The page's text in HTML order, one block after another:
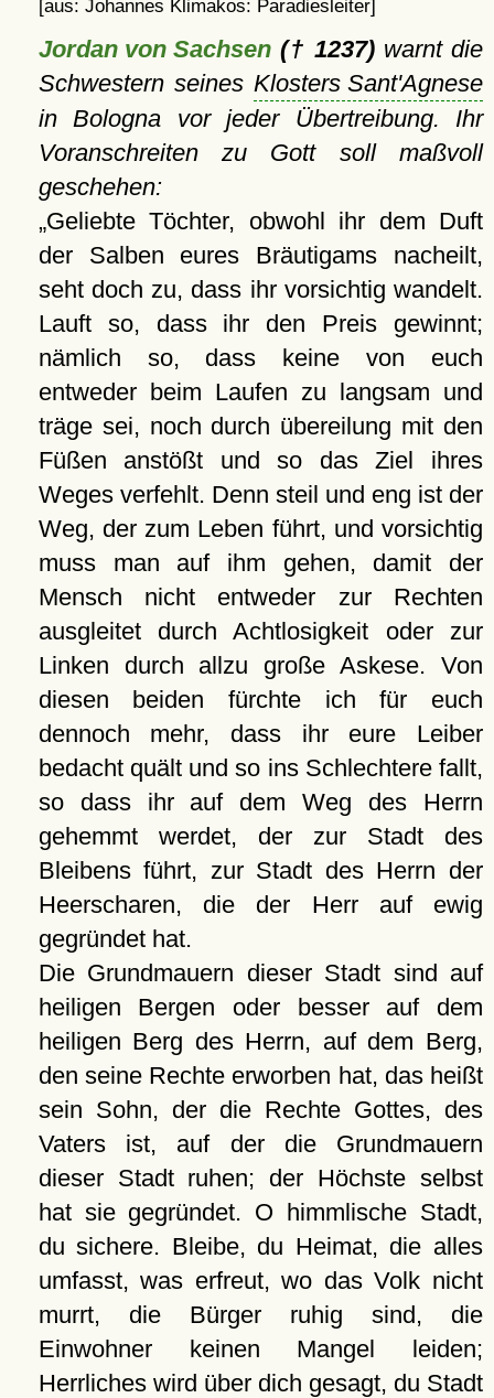
[aus: Johannes Klimakos: Paradiesleiter]
Jordan von Sachsen(† 1237)warnt die
Schwestern seines Klosters Sant'Agnese
in Bologna vor jeder Übertreibung. Ihr
Voranschreiten zu Gott soll maßvoll
geschehen:
Geliebte Töchter, obwohl ihr dem Duft
der Salben eures Bräutigams nacheilt,
seht doch zu, dass ihr vorsichtig wandelt.
Lauft so, dass ihr den Preis gewinnt;
nämlich so, dass keine von euch
entweder beim Laufen zu langsam und
träge sei, noch durch übereilung mit den
Füßen anstößt und so das Ziel ihres
Weges verfehlt. Denn steil und eng ist der
Weg, der zum Leben führt, und vorsichtig
muss man auf ihm gehen, damit der
Mensch nicht entweder zur Rechten
ausgleitet durch Achtlosigkeit oder zur
Linken durch allzu große Askese. Von
diesen beiden fürchte ich für euch
dennoch mehr, dass ihr eure Leiber
bedacht quält und so ins Schlechtere fallt,
so dass ihr auf dem Weg des Herrn
gehemmt werdet, der zur Stadt des
Bleibens führt, zur Stadt des Herrn der
Heerscharen, die der Herr auf ewig
gegründet hat.
Die Grundmauern dieser Stadt sind auf
heiligen Bergen oder besser auf dem
heiligen Berg des Herrn, auf dem Berg,
den seine Rechte erworben hat, das heißt
sein Sohn, der die Rechte Gottes, des
Vaters ist, auf der die Grundmauern
dieser Stadt ruhen; der Höchste selbst
hat sie gegründet. O himmlische Stadt,
du sichere. Bleibe, du Heimat, die alles
umfasst, was erfreut, wo das Volk nicht
murrt, die Bürger ruhig sind, die
Einwohner keinen Mangel leiden;
Herrliches wird über dich gesagt, du Stadt